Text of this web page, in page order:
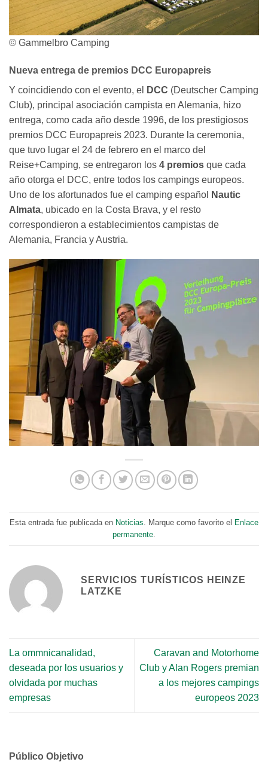
© Gammelbro Camping
Nueva entrega de premios DCC Europapreis
Y coincidiendo con el evento, el
DCC (Deutscher Camping
Club), principal asociación campista en Alemania, hizo
entrega, como cada año desde 1996, de los prestigiosos
premios DCC Europapreis 2023. Durante la ceremonia,
que tuvo lugar el 24 de febrero en el marco del
Reise+Camping, se entregaron los 4 premios que cada
año otorga el DCC, entre todos los campings europeos.
Uno de los afortunados fue el camping español
Nautic
Almata, ubicado en la Costa Brava, y el resto
correspondieron a establecimientos campistas de
Alemania, Francia y Austria.
Esta entrada fue publicada en Noticias . Marque como favorito el Enlace
permanente
SERVICIOS TURÍSTICOS HEINZE
LATZKE
La ommnicanalidad,
deseada por los usuarios y
olvidada por muchas
empresas
Caravan and Motorhome
Club y Alan Rogers premian
a los mejores campings
europeos 2023
Público Objetivo